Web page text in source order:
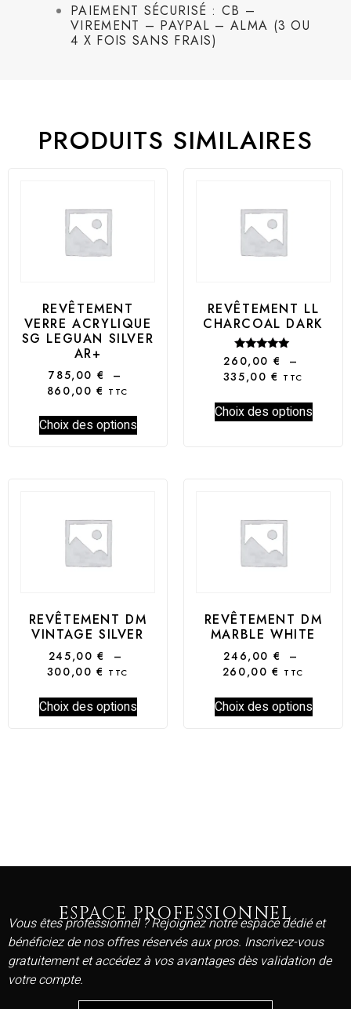
PAIEMENT SÉCURISÉ : CB –
VIREMENT – PAYPAL – ALMA (3 OU
4 X FOIS SANS FRAIS)
PRODUITS SIMILAIRES
REVÊTEMENT
VERRE ACRYLIQUE
SG LEGUAN SILVER
AR+
785,00 €
–
860,00€ TTC
Choix des options
REVÊTEMENT LL
CHARCOAL DARK
Note
5.00
sur 5
260,00 €
–
335,00€ TTC
Choix des options
REVÊTEMENT DM
VINTAGE SILVER
245,00€
–
300,00€ TTC
Choix des options
REVÊTEMENT DM
MARBLE WHITE
246,00 €
–
260,00€ TTC
Choix des options
ESPACE PROFESSIONNEL
Vous êtes professionnel ? Rejoignez notre espace dédié et
bénéficiez de nos offres réservés aux pros. Inscrivez-vous
gratuitement et accédez à vos avantages dès validation de
votre compte.